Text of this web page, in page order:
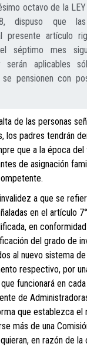
octavo de la LEY
dispuso que las
presente artículo
séptimo mes
serán aplicables
pensionen con
de las personas
los padres tendrán
que a la época
de asignación
a que se
en el artículo
en
del grado de
al nuevo sistema de
respectivo, por
funcionará en
de
que establezca
más de una
en razón de la